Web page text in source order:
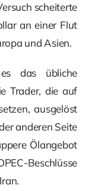
scheiterte
an einer Flut
und Asien.
das übliche
Trader, die auf
ausgelöst
anderen Seite
Ölangebot
Beschlüsse